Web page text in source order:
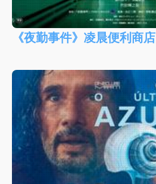
《夜勤事件》凌晨便利商